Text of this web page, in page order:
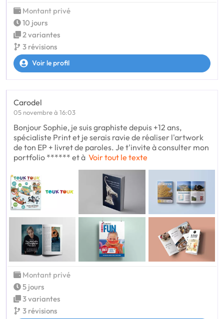
Montant privé
10 jours
2 variantes
3 révisions
Voir le profil
Carodel
05 novembre à 16:03
Bonjour Sophie, je suis graphiste depuis +12 ans,
spécialiste Print et je serais ravie de réaliser l'artwork
de ton EP + livret de paroles. Je t'invite à consulter mon
portfolio ****** et à Voir tout le texte
Montant privé
5 jours
3 variantes
3 révisions